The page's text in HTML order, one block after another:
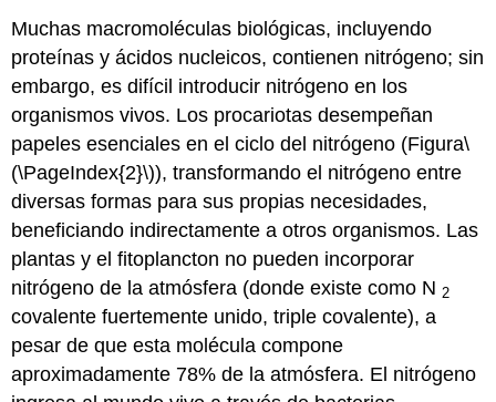
Muchas macromoléculas biológicas, incluyendo
proteínas y ácidos nucleicos, contienen nitrógeno; sin
embargo, es difícil introducir nitrógeno en los
organismos vivos. Los procariotas desempeñan
papeles esenciales en el ciclo del nitrógeno (Figura\
(\PageIndex{2}\)), transformando el nitrógeno entre
diversas formas para sus propias necesidades,
beneficiando indirectamente a otros organismos. Las
plantas y el fitoplancton no pueden incorporar
nitrógeno de la atmósfera (donde existe como N 2
covalente fuertemente unido, triple covalente), a
pesar de que esta molécula compone
aproximadamente 78% de la atmósfera. El nitrógeno